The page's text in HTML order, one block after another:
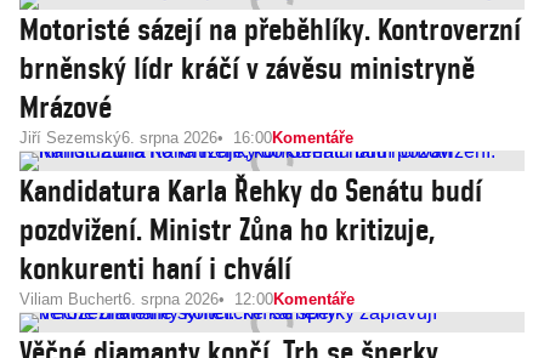
Motoristé sázejí na přeběhlíky. Kontroverzní
brněnský lídr kráčí v závěsu ministryně
Mrázové
Jiří Sezemský6. srpna 2026 16:00Komentáře
Kandidatura Karla Řehky do Senátu budí
pozdvižení. Ministr Zůna ho kritizuje,
konkurenti haní i chválí
Viliam Buchert6. srpna 2026 12:00Komentáře